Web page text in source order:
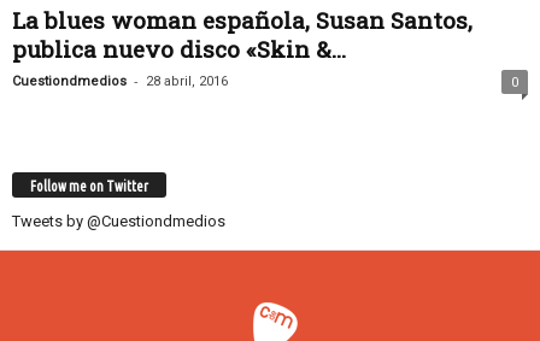
La blues woman española, Susan Santos,
publica nuevo disco «Skin &...
Cuestiondmedios - 28 abril, 2016 0
Follow me on Twitter
Tweets by @Cuestiondmedios